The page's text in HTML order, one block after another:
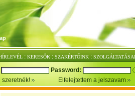
: KERESŐK : SZAKÉRTŐINK :
Password:
szeretnék!
Elfelejtettem a jelszavam